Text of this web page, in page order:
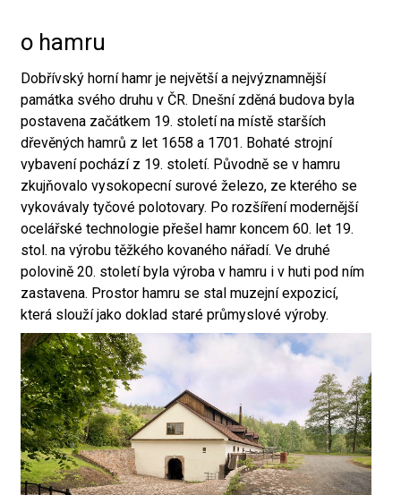
o hamru
Dobřívský horní hamr je největší a nejvýznamnější
památka svého druhu v ČR. Dnešní zděná budova byla
postavena začátkem 19. století na místě starších
dřevěných hamrů z let 1658 a 1701. Bohaté strojní
vybavení pochází z 19. století. Původně se v hamru
zkujňovalo vysokopecní surové železo, ze kterého se
vykovávaly tyčové polotovary. Po rozšíření modernější
ocelářské technologie přešel hamr koncem 60. let 19.
stol. na výrobu těžkého kovaného nářadí. Ve druhé
polovině 20. století byla výroba v hamru i v huti pod ním
zastavena. Prostor hamru se stal muzejní expozicí,
která slouží jako doklad staré průmyslové výroby.